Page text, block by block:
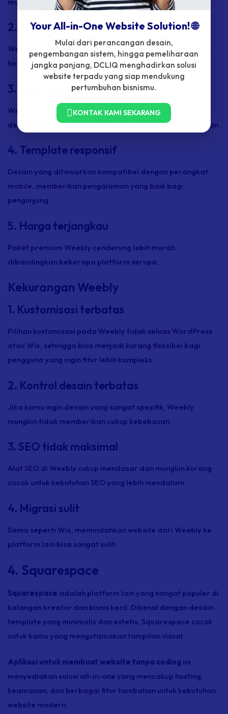
Your All-in-One Website Solution! 🌐
Mulai dari perancangan desain,
pengembangan sistem, hingga pemeliharaan
jangka panjang, DCLIQ menghadirkan solusi
website terpadu yang siap mendukung
pertumbuhan bisnismu.
KONTAK KAMI SEKARANG
2. Hosting terintegrasi
Website kamu akan langsung aktif tanpa perlu mengatur
hosting sendiri.
3. Fitur e-commerce
Weebly menawarkan opsi untuk membuat toko online
dengan fitur seperti pengelolaan produk dan pembayaran.
4. Template responsif
Desain yang ditawarkan kompatibel dengan perangkat
mobile, memberikan pengalaman yang baik bagi
pengunjung.
5. Harga terjangkau
Paket premium Weebly cenderung lebih murah
dibandingkan beberapa platform serupa.
Kekurangan Weebly
1. Kustomisasi terbatas
Pilihan kustomisasi pada Weebly tidak seluas WordPress
atau Wix, sehingga bisa menjadi kurang fleksibel bagi
pengguna yang ingin fitur lebih kompleks.
2. Kontrol desain terbatas
Jika kamu ingin desain yang sangat spesifik, Weebly
mungkin tidak memberikan cukup kebebasan.
3. SEO tidak maksimal
Alat SEO di Weebly cukup mendasar dan mungkin kurang
cocok untuk kebutuhan SEO yang lebih mendalam.
4. Migrasi sulit
Sama seperti Wix, memindahkan website dari Weebly ke
platform lain bisa sangat sulit.
4. Squarespace
Squarespace adalah platform lain yang sangat populer di
kalangan kreator dan bisnis kecil. Dikenal dengan desain
template yang minimalis dan estetis, Squarespace cocok
untuk kamu yang mengutamakan tampilan visual.
Aplikasi untuk membuat website tanpa coding ini
menyediakan solusi all-in-one yang mencakup hosting,
keamanan, dan berbagai fitur tambahan untuk kebutuhan
website modern.